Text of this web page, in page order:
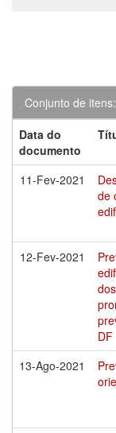
Conjunto de itens:
Data do
documento
11-Fev-2021
de
12-Fev-2021
DF
13-Ago-2021